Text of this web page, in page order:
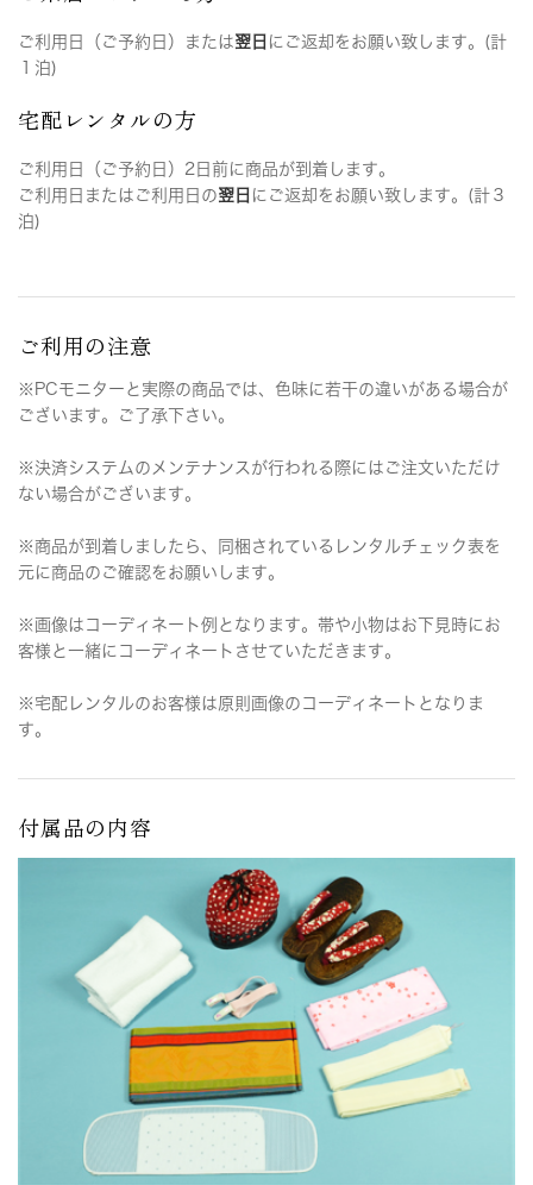
ご利用日（ご予約日）または翌日 にご返却をお願い致します。(計
１泊)
宅配レンタルの方
ご利用日（ご予約日）2日前に商品が到着します。
ご利用日またはご利用日の翌日 にご返却をお願い致します。(計３
泊)
ご利用の注意
※PCモニターと実際の商品では、色味に若干の違いがある場合が
ございます。ご了承下さい。
※決済システムのメンテナンスが行われる際にはご注文いただけ
ない場合がございます。
※商品が到着しましたら、同梱されているレンタルチェック表を
元に商品のご確認をお願いします。
※画像はコーディネート例となります。帯や小物はお下見時にお
客様と一緒にコーディネートさせていただきます。
※宅配レンタルのお客様は原則画像のコーディネートとなりま
す。
付属品の内容